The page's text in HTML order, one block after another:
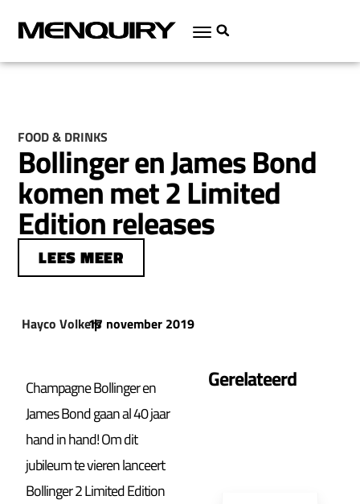
FOOD & DRINKS
Bollinger en James Bond
komen met 2 Limited
Edition releases
LEES MEER
Hayco Volkers
|
17 november 2019
Champagne Bollinger en
James Bond gaan al 40 jaar
hand in hand! Om dit
jubileum te vieren lanceert
Bollinger 2 Limited Edition
Gerelateerd